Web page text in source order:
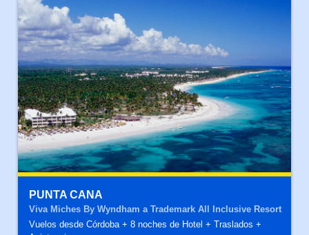
PUNTA CANA
Viva Miches By Wyndham a Trademark All Inclusive Resort
Vuelos desde Córdoba + 8 noches de Hotel + Traslados +